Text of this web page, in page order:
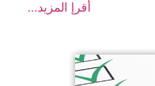
أقرإ المزيد...